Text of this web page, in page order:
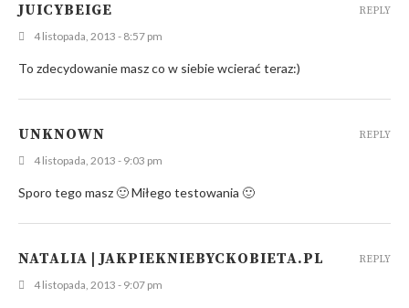
JUICYBEIGE
4 listopada, 2013 - 8:57 pm
To zdecydowanie masz co w siebie wcierać teraz:)
REPLY
UNKNOWN
4 listopada, 2013 - 9:03 pm
Sporo tego masz 🙂 Miłego testowania 🙂
REPLY
NATALIA | JAKPIEKNIEBYCKOBIETA.PL
4 listopada, 2013 - 9:07 pm
REPLY